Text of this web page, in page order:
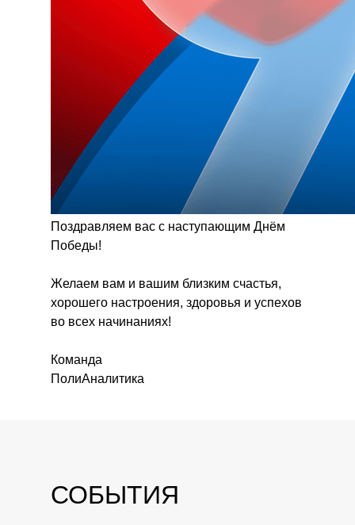
Поздравляем вас с наступающим Днём
Победы!
Желаем вам и вашим близким счастья,
хорошего настроения, здоровья и успехов
во всех начинаниях!
Команда
ПолиАналитика
СОБЫТИЯ